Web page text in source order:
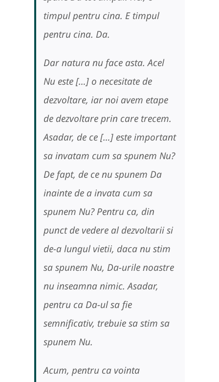
timpul pentru cina. E timpul
pentru cina. Da.
Dar natura nu face asta. Acel
Nu este […] o necesitate de
dezvoltare, iar noi avem etape
de dezvoltare prin care trecem.
Asadar, de ce […] este important
sa invatam cum sa spunem Nu?
De fapt, de ce nu spunem Da
inainte de a invata cum sa
spunem Nu? Pentru ca, din
punct de vedere al dezvoltarii si
de-a lungul vietii, daca nu stim
sa spunem Nu, Da-urile noastre
nu inseamna nimic. Asadar,
pentru ca Da-ul sa fie
semnificativ, trebuie sa stim sa
spunem Nu.
Acum, pentru ca vointa